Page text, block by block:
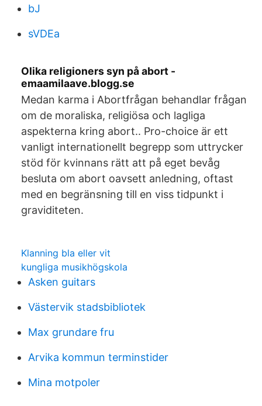
bJ
sVDEa
Olika religioners syn på abort -
emaamilaave.blogg.se
Medan karma i Abortfrågan behandlar frågan
om de moraliska, religiösa och lagliga
aspekterna kring abort.. Pro-choice är ett
vanligt internationellt begrepp som uttrycker
stöd för kvinnans rätt att på eget bevåg
besluta om abort oavsett anledning, oftast
med en begränsning till en viss tidpunkt i
graviditeten.
Klanning bla eller vit
kungliga musikhögskola
Asken guitars
Västervik stadsbibliotek
Max grundare fru
Arvika kommun terminstider
Mina motpoler